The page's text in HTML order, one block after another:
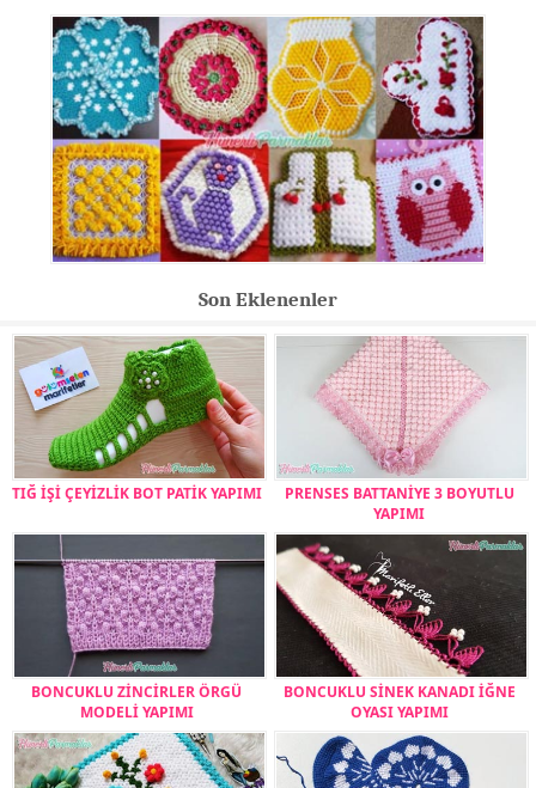
Son Eklenenler
TIĞ İŞİ ÇEYİZLİK BOT PATİK YAPIMI
PRENSES BATTANİYE 3 BOYUTLU
YAPIMI
BONCUKLU ZİNCİRLER ÖRGÜ
MODELİ YAPIMI
BONCUKLU SİNEK KANADI İĞNE
OYASI YAPIMI